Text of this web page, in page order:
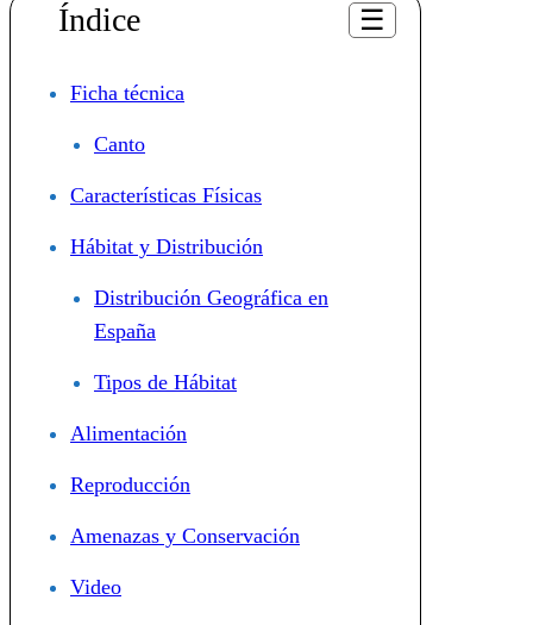
Índice ☰
Ficha técnica
Canto
Características Físicas
Hábitat y Distribución
Distribución Geográfica en
España
Tipos de Hábitat
Alimentación
Reproducción
Amenazas y Conservación
Video